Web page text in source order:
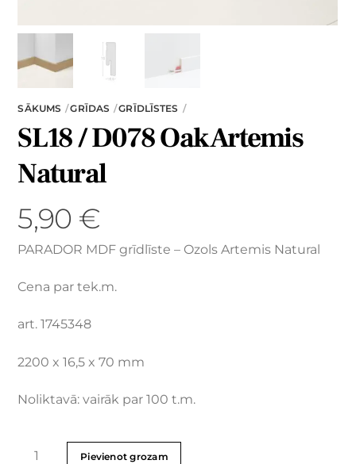
SĀKUMS GRĪDAS GRĪDLĪSTES
SL18 / D078 Oak Artemis
Natural
5,90 €
PARADOR MDF grīdlīste – Ozols Artemis Natural
Cena par tek.m.
art. 1745348
2200 x 16,5 x 70 mm
Noliktavā: vairāk par 100 t.m.
Pievienot grozam